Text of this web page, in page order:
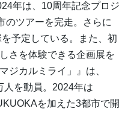
年は、10周年記念プロジ
のツアーを完走。さらに
予定している。また、初
さを体験できる企画展を
ジカルミライ」』は、
人を動員。2024年は
を加えた3都市で開